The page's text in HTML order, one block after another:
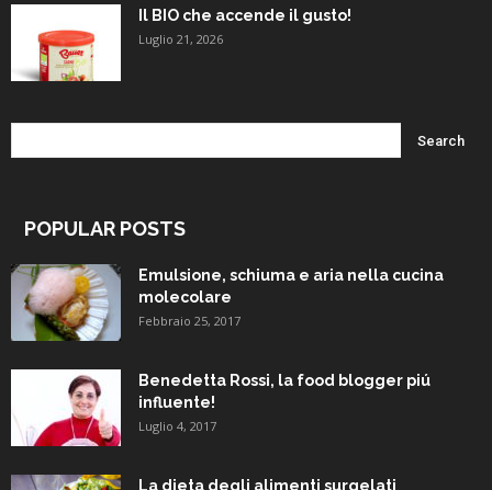
Il BIO che accende il gusto!
Luglio 21, 2026
POPULAR POSTS
Emulsione, schiuma e aria nella cucina
molecolare
Febbraio 25, 2017
Benedetta Rossi, la food blogger piú
influente!
Luglio 4, 2017
La dieta degli alimenti surgelati